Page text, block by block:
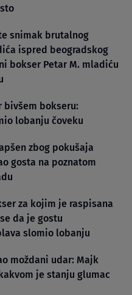
snimak brutalnog
ispred beogradskog
bokser Petar M. mladiću
bivšem bokseru:
lobanju čoveku
zbog pokušaja
gosta na poznatom
za kojim je raspisana
da je gostu
slomio lobanju
moždani udar: Majk
je stanju glumac